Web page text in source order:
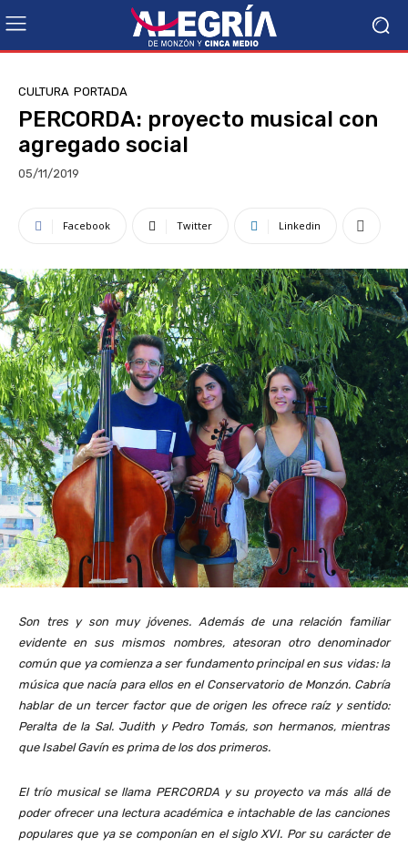
CULTURA PORTADA
PERCORDA: proyecto musical con
agregado social
05/11/2019
Facebook Twitter Linkedin
Son tres y son muy jóvenes. Además de una relación familiar
evidente en sus mismos nombres, atesoran otro denominador
común que ya comienza a ser fundamento principal en sus vidas: la
música que nacía para ellos en el Conservatorio de Monzón. Cabría
hablar de un tercer factor que de origen les ofrece raíz y sentido:
Peralta de la Sal. Judith y Pedro Tomás, son hermanos, mientras
que Isabel Gavín es prima de los dos primeros.
El trío musical se llama PERCORDA y su proyecto va más allá de
poder ofrecer una lectura académica e intachable de las canciones
populares que ya se componían en el siglo XVI. Por su carácter de